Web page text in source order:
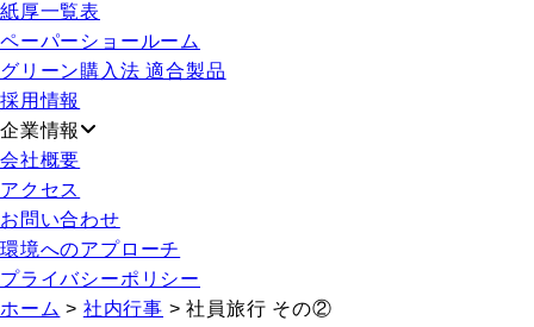
紙厚一覧表
ペーパーショールーム
グリーン購入法 適合製品
採用情報
企業情報
会社概要
アクセス
お問い合わせ
環境へのアプローチ
プライバシーポリシー
ホーム > 社内行事 >社員旅行 その②